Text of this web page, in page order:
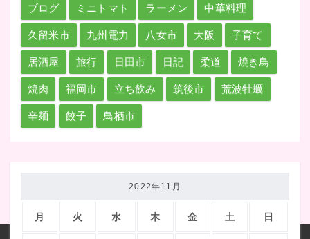
ブログ ミニトマト ラーメン 中華料理
久留米市 九州電力 八女市 大阪 子育て
居酒屋 旅行 日田市 日記 柔道 焼き鳥
焼肉 福岡市 立ち飲み 筑後市 荒波牡蠣
辛麺 餃子 鳥栖市
2022年11月
月 火 水 木 金 土 日